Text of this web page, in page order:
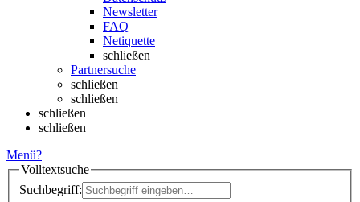
Newsletter
FAQ
Netiquette
schließen
Partnersuche
schließen
schließen
schließen
schließen
Menü?
Volltextsuche
Suchbegriff: